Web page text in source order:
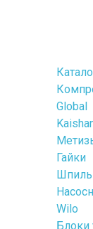
Global
Гайки
Wilo
Блоки